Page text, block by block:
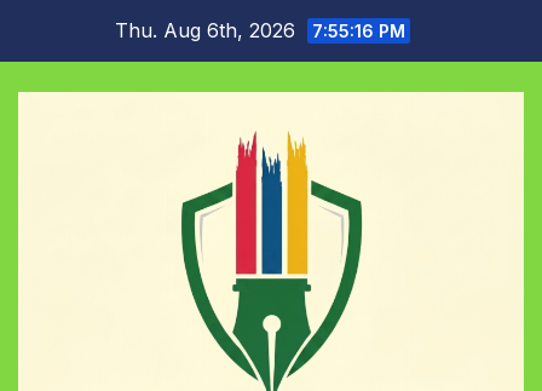
content
Thu. Aug 6th, 2026 7:55:17 PM